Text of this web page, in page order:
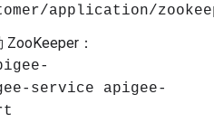
application/
：
service apigee-